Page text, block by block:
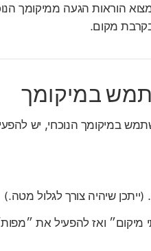
הוראות הגעה ממיקומך
בקרבת מקום.
במיקומך
במיקומך הנוכחי, יש
שיהיה צורך לגלול מטה.)
מיקום״ ואז להפעיל את